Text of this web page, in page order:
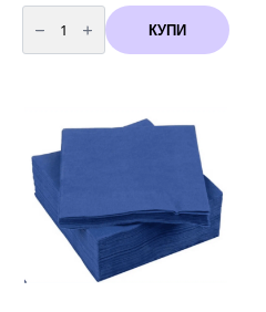
количество
за
Пликчета
за
(Мickey
Mouse)
10
броя
КУПИ